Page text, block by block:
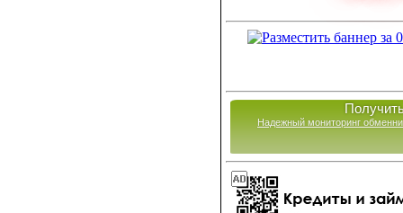
Надежный мониторинг